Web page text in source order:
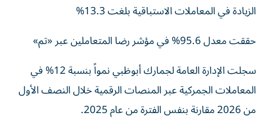
الزيادة في المعاملات الاستباقية بلغت 13.3%
حققت معدل 95.6% في مؤشر رضا المتعاملين عبر «تم»
سجلت الإدارة العامة لجمارك أبوظبي نمواً بنسبة 12% في
المعاملات الجمركية عبر المنصات الرقمية خلال النصف الأول
من 2026 مقارنة بنفس الفترة من عام 2025.